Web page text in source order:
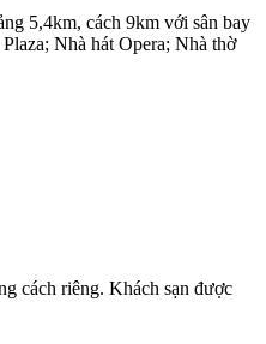
5,4km, cách 9km với sân bay
Nhà hát Opera; Nhà thờ
cách riêng. Khách sạn được